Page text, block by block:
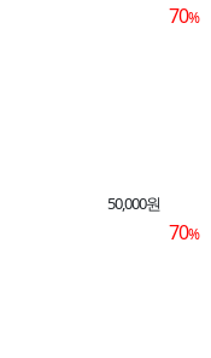
70%
50,000원
70%